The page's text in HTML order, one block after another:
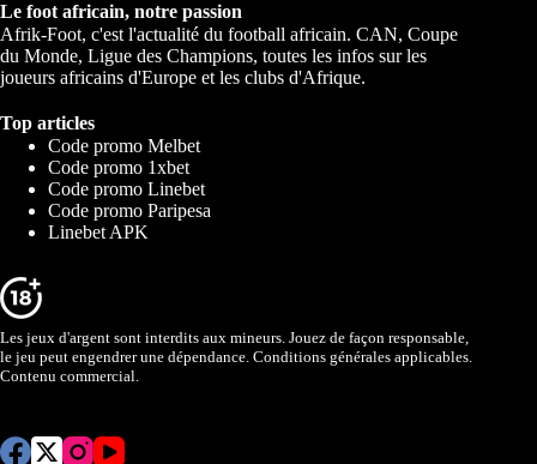
Le foot africain, notre passion
Afrik-Foot, c'est l'actualité du football africain. CAN, Coupe
du Monde, Ligue des Champions, toutes les infos sur les
joueurs africains d'Europe et les clubs d'Afrique.
Top articles
Code promo Melbet
Code promo 1xbet
Code promo Linebet
Code promo Paripesa
Linebet APK
Les jeux d'argent sont interdits aux mineurs. Jouez de façon responsable,
le jeu peut engendrer une dépendance. Conditions générales applicables.
Contenu commercial.